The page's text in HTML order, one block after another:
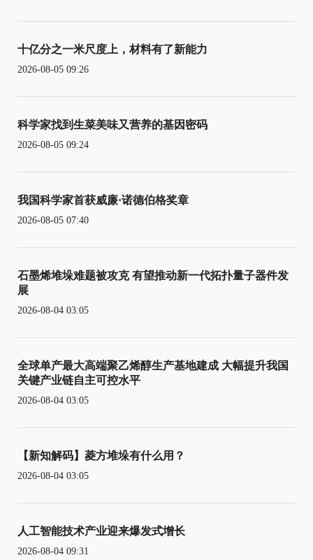
十亿分之一米尺度上，材料有了新能力
2026-08-05 09:26
科学家找到生菜美味又营养的基因密码
2026-08-05 09:24
我国科学家首获威廉·诺德伯格奖章
2026-08-05 07:40
石墨烯堆垛难题被攻克 有望推动新一代拓扑量子器件发
展
2026-08-04 03:05
全球单产最大高端聚乙烯醇生产基地建成 大幅提升我国
关键产业链自主可控水平
2026-08-04 03:05
【新知解码】菱方堆垛有什么用？
2026-08-04 03:05
人工智能技术产业迎来爆发式增长
2026-08-04 09:31